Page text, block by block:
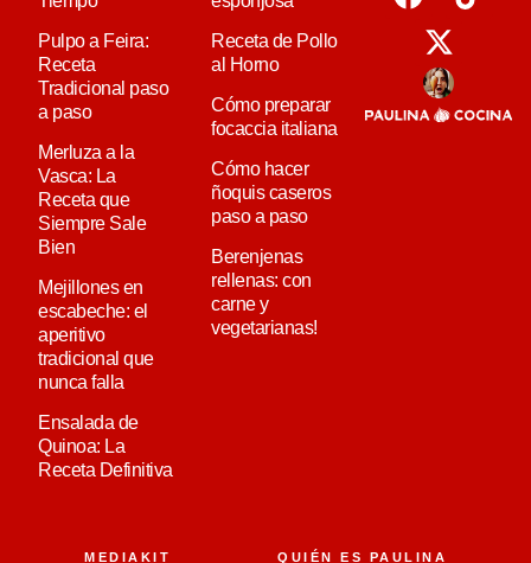
Pulpo a Feira:
Receta
Tradicional paso
a paso
Merluza a la
Vasca: La
Receta que
Siempre Sale
Bien
Mejillones en
escabeche: el
aperitivo
tradicional que
nunca falla
Ensalada de
Quinoa: La
Receta Definitiva
Receta de Pollo
al Horno
Cómo preparar
focaccia italiana
Cómo hacer
ñoquis caseros
paso a paso
Berenjenas
rellenas: con
carne y
vegetarianas!
MEDIAKIT QUIÉN ES PAULINA